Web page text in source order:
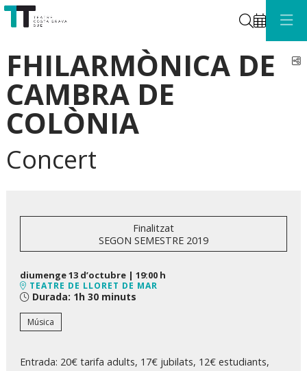
Cerca
FHILARMÒNICA DE
CAMBRA DE
COLÒNIA
Concert
Finalitzat
SEGON SEMESTRE 2019
diumenge 13 d’octubre | 19:00 h
TEATRE DE LLORET DE MAR
Durada: 1h 30 minuts
Música
Entrada: 20€ tarifa adults, 17€ jubilats, 12€ estudiants,